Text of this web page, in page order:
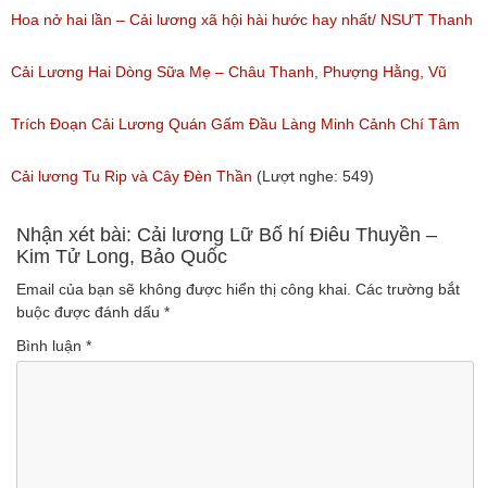
nghe: 383)
Hoa nở hai lần – Cải lương xã hội hài hước hay nhất/ NSƯT Thanh
Ngân, NSƯT Vũ Linh
(Lượt nghe: 191)
Cải Lương Hai Dòng Sữa Mẹ – Châu Thanh, Phượng Hằng, Vũ
Minh Vương, Linh Vương, Phương Hồng Thủy
(Lượt nghe: 609)
Trích Đoạn Cải Lương Quán Gấm Đầu Làng Minh Cảnh Chí Tâm
(Lượt nghe: 285)
Cải lương Tu Rip và Cây Đèn Thần (Lượt nghe: 549)
Nhận xét bài: Cải lương Lữ Bố hí Điêu Thuyền –
Kim Tử Long, Bảo Quốc
Email của bạn sẽ không được hiển thị công khai. Các trường bắt
buộc được đánh dấu *
Bình luận *